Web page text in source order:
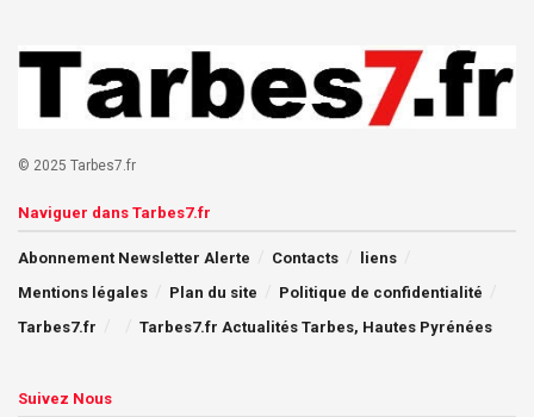
© 2025 Tarbes7.fr
Naviguer dans Tarbes7.fr
Abonnement Newsletter Alerte Contacts
liens
Mentions légales
Plan du site
Politique de confidentialité
Tarbes7.fr
Tarbes7.fr Actualités Tarbes, Hautes Pyrénées
Suivez Nous